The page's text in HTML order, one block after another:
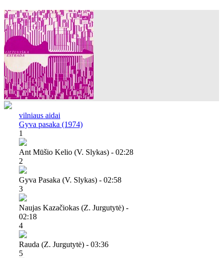
vilniaus aidai
Gyva pasaka (1974)
1
Ant Mūšio Kelio (v. Slykas) - 02:28
2
Gyva Pasaka (v. Slykas) - 02:58
3
Naujas Kazačiokas (z. Jurgutytė) -
02:18
4
Rauda (z. Jurgutytė) - 03:36
5